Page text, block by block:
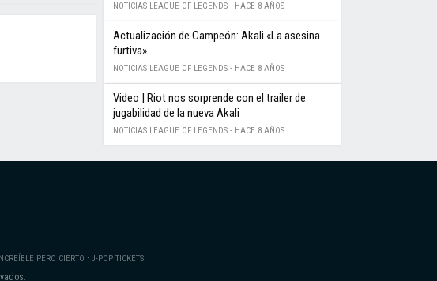
NOTICIAS LEAGUE OF LEGENDS - HACE 8 AÑOS
Actualización de Campeón: Akali «La asesina
furtiva»
NOTICIAS LEAGUE OF LEGENDS - HACE 8 AÑOS
Video | Riot nos sorprende con el trailer de
jugabilidad de la nueva Akali
NOTICIAS LEAGUE OF LEGENDS - HACE 8 AÑOS
PERO CIERTO · J-POP TICKETS